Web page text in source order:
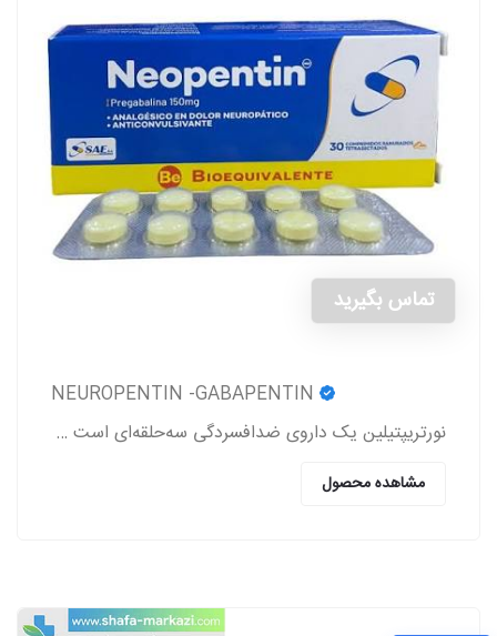
تماس بگیرید
نورتریپتیلین یک داروی ضدافسردگی سه‌حلقه‌ای است که برای درمان افسردگی، دردهای عصبی (نوروپاتی)، پیشگیری از میگرن و برخی اختلالات روانی دیگر تجویز می‌شود
مشاهده محصول